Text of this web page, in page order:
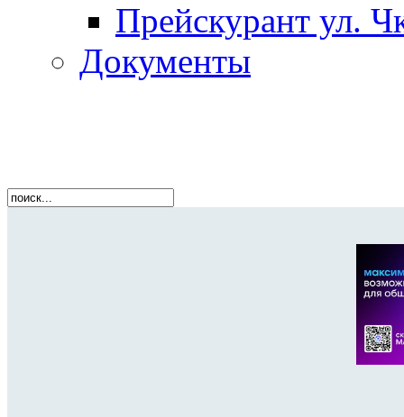
Прейскурант ул.
Документы